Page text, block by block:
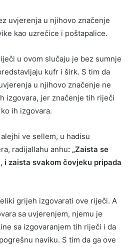
uvjerenja u njihovo značenje
kao uzrečice i poštapalice.
u ovom slučaju je bez sumnje
kufr i širk. S tim da
u njihovo značenje ne
izgovara, jer značenje tih riječi
ih izgovara.
ve sellem, u hadisu
radijallahu anhu: „Zaista se
i zaista svakom čovjeku pripada
grijeh izgovarati ove riječi. A
sa uvjerenjem, njemu je
sa izgovaranjem tih riječi i da
naviku. S tim da ga ove